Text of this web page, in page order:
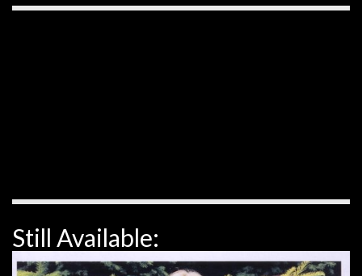
Still Available: